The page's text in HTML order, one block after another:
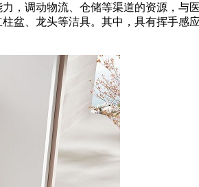
调动物流、仓储等渠道的资源，与
盆、龙头等洁具。其中，具有挥手感